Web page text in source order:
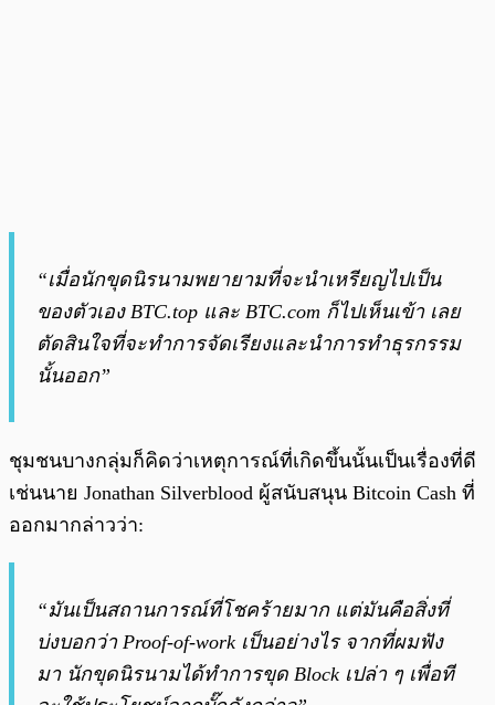
“เมื่อนักขุดนิรนามพยายามที่จะนำเหรียญไปเป็น
ของตัวเอง BTC.top และ BTC.com ก็ไปเห็นเข้า เลย
ตัดสินใจที่จะทำการจัดเรียงและนำการทำธุรกรรม
นั้นออก”
ชุมชนบางกลุ่มก็คิดว่าเหตุการณ์ที่เกิดขึ้นนั้นเป็นเรื่องที่ดี
เช่นนาย Jonathan Silverblood ผู้สนับสนุน Bitcoin Cash ที่
ออกมากล่าวว่า:
“มันเป็นสถานการณ์ที่โชคร้ายมาก แต่มันคือสิ่งที่
บ่งบอกว่า Proof-of-work เป็นอย่างไร จากที่ผมฟัง
มา นักขุดนิรนามได้ทำการขุด Block เปล่า ๆ เพื่อที